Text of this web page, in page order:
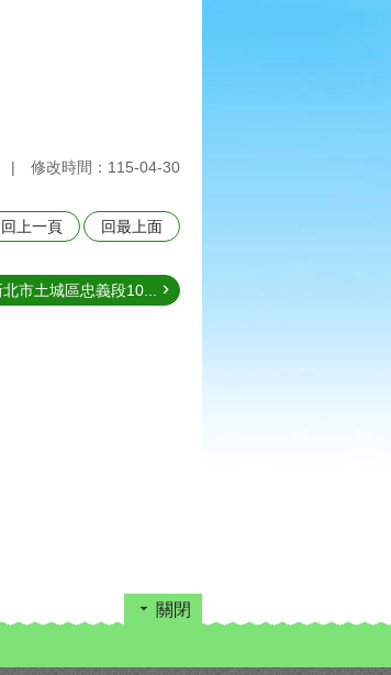
修改時間：115-04-30
回上一頁 回最上面
北市土城區忠義段10...
關閉